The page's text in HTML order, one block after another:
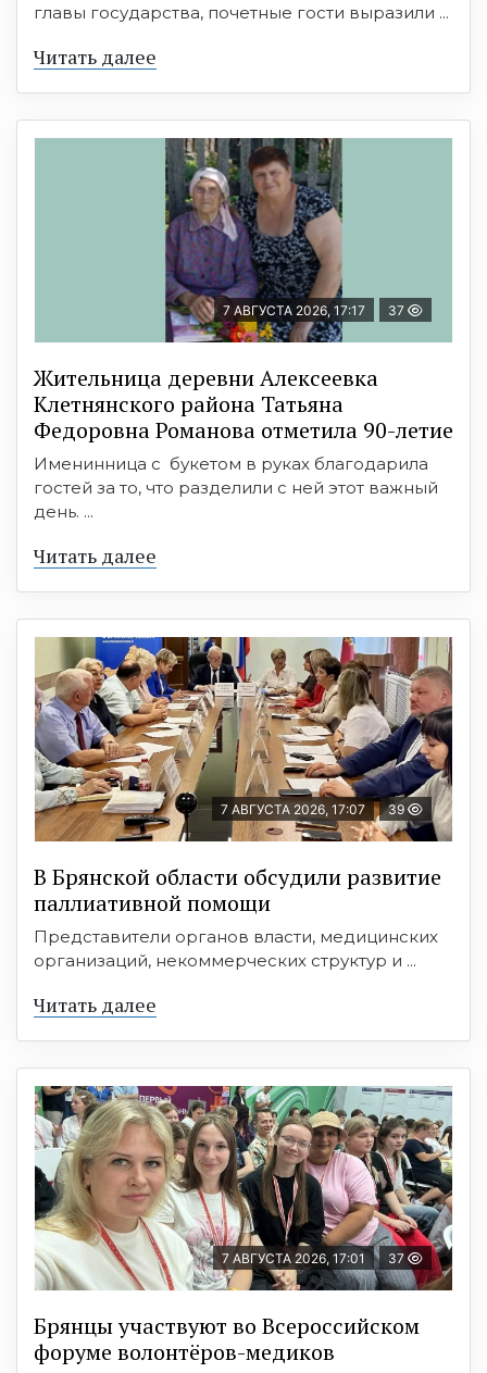
главы государства, почетные гости выразили ...
Читать далее
7 АВГУСТА 2026, 17:17 37
Жительница деревни Алексеевка
Клетнянского района Татьяна
Федоровна Романова отметила 90-летие
Именинница с букетом в руках благодарила
гостей за то, что разделили с ней этот важный
день. ...
Читать далее
7 АВГУСТА 2026, 17:07 39
В Брянской области обсудили развитие
паллиативной помощи
Представители органов власти, медицинских
организаций, некоммерческих структур и ...
Читать далее
7 АВГУСТА 2026, 17:01 37
Брянцы участвуют во Всероссийском
форуме волонтёров-медиков